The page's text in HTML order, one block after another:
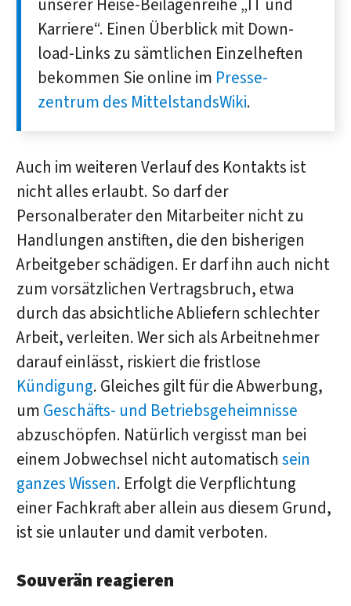
unserer Heise-Beilagen­reihe „IT und
Karriere“. Einen Über­blick mit Down­
load-Links zu sämt­lichen Einzel­heften
bekommen Sie online im Presse­
zentrum des MittelstandsWiki.
Auch im weiteren Verlauf des Kontakts ist
nicht alles erlaubt. So darf der
Personalberater den Mitarbeiter nicht zu
Handlungen anstiften, die den bisherigen
Arbeitgeber schädigen. Er darf ihn auch nicht
zum vorsätzlichen Vertragsbruch, etwa
durch das absichtliche Abliefern schlechter
Arbeit, verleiten. Wer sich als Arbeitnehmer
darauf einlässt, riskiert die fristlose
Kündigung. Gleiches gilt für die Abwerbung,
um Geschäfts- und Betriebsgeheimnisse
abzuschöpfen. Natürlich vergisst man bei
einem Jobwechsel nicht automatisch sein
ganzes Wissen. Erfolgt die Verpflichtung
einer Fachkraft aber allein aus diesem Grund,
ist sie unlauter und damit verboten.
Souverän reagieren